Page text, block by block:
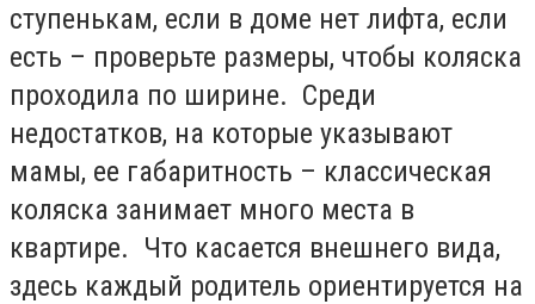
ступенькам, если в доме нет лифта, если
есть – проверьте размеры, чтобы коляска
проходила по ширине. Среди
недостатков, на которые указывают
мамы, ее габаритность – классическая
коляска занимает много места в
квартире. Что касается внешнего вида,
здесь каждый родитель ориентируется на